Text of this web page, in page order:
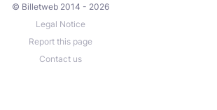
© Billetweb 2014 - 2026
Legal Notice
Report this page
Contact us